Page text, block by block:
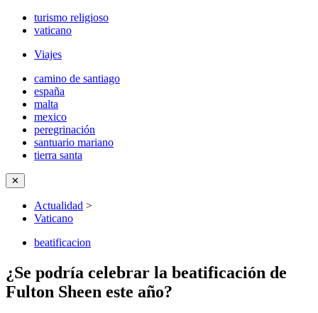
turismo religioso
vaticano
Viajes
camino de santiago
españa
malta
mexico
peregrinación
santuario mariano
tierra santa
✕
Actualidad >
Vaticano
beatificacion
¿Se podría celebrar la beatificación de
Fulton Sheen este año?